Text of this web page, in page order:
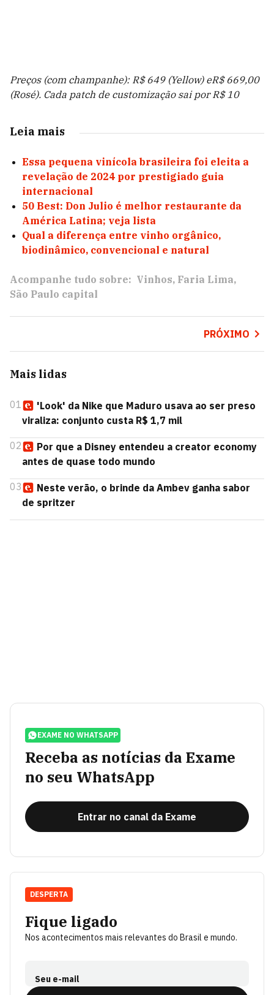
Preços (com champanhe): R$ 649 (Yellow) eR$ 669,00
(Rosé). Cada patch de customização sai por R$ 10
Leia mais
Essa pequena vinícola brasileira foi eleita a
revelação de 2024 por prestigiado guia
internacional
50 Best: Don Julio é melhor restaurante da
América Latina; veja lista
Qual a diferença entre vinho orgânico,
biodinâmico, convencional e natural
Acompanhe tudo sobre: Vinhos Faria Lima
São Paulo capital
PRÓXIMO
Mais lidas
01
'Look' da Nike que Maduro usava ao ser preso
viraliza: conjunto custa R$ 1,7 mil
02
Por que a Disney entendeu a creator economy
antes de quase todo mundo
03
Neste verão, o brinde da Ambev ganha sabor
de spritzer
EXAME NO WHATSAPP
Receba as notícias da Exame
no seu WhatsApp
Entrar no canal da Exame
Fique ligado
Nos acontecimentos mais relevantes do Brasil e mundo.
Seu e-mail
DESPERTA